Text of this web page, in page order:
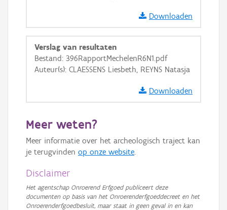
Downloaden
Verslag van resultaten
Bestand: 396RapportMechelenR6N1.pdf
Auteur(s): CLAESSENS Liesbeth, REYNS Natasja
Downloaden
Meer weten?
Meer informatie over het archeologisch traject kan
je terugvinden op onze website.
Disclaimer
Het agentschap Onroerend Erfgoed publiceert deze
documenten op basis van het Onroerenderfgoeddecreet en het
Onroerenderfgoedbesluit, maar staat in geen geval in en kan